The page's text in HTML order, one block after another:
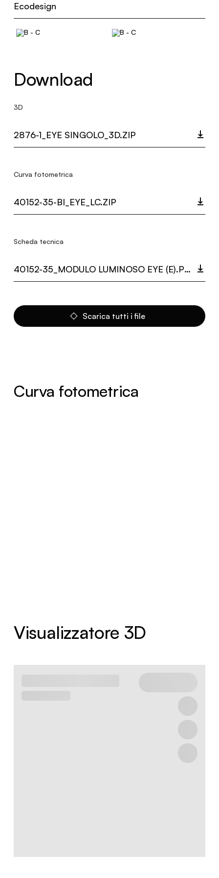
Ecodesign
Download
3D
2876-1_EYE SINGOLO_3D.ZIP
Curva fotometrica
40152-35-BI_EYE_LC.ZIP
Scheda tecnica
40152-35_MODULO LUMINOSO EYE (E).PDF
Scarica tutti i file
Curva fotometrica
Visualizzatore 3D